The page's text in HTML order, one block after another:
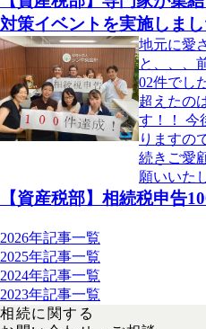
対策イベントを実施しまし
【資産税部】相続税申告
地元に愛
と、、、
02件でし
超えたの
す！！ 今
りますの
続きご愛
願いいた
2026年記事一覧
2025年記事一覧
2024年記事一覧
2023年記事一覧
相続に関する